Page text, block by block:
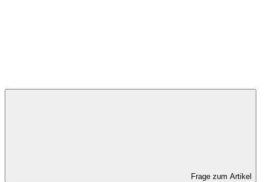
Frage zum Artikel